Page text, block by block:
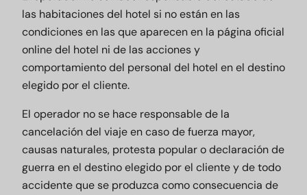
las habitaciones del hotel si no están en las
condiciones en las que aparecen en la página oficial
online del hotel ni de las acciones y
comportamiento del personal del hotel en el destino
elegido por el cliente.
El operador no se hace responsable de la
cancelación del viaje en caso de fuerza mayor,
causas naturales, protesta popular o declaración de
guerra en el destino elegido por el cliente y de todo
accidente que se produzca como consecuencia de